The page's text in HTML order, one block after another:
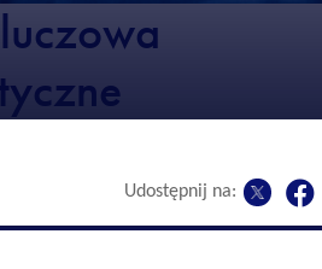
Udostępnij na: